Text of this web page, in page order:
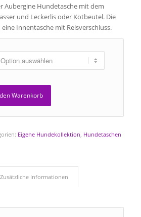
Aubergine Hundetasche mit dem
und Leckerlis oder Kotbeutel. Die
Innentasche mit Reisverschluss.
Warenkorb
Eigene Hundekollektion, Hundetaschen
Zusätzliche Informationen